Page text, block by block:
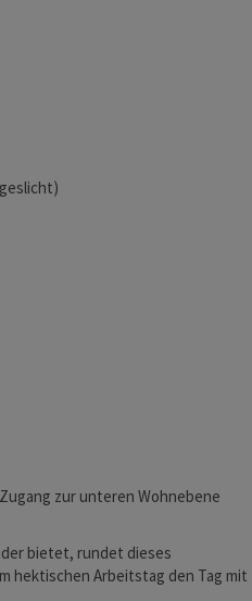
zur unteren Wohnebene
bietet, rundet dieses
hektischen Arbeitstag den Tag mit